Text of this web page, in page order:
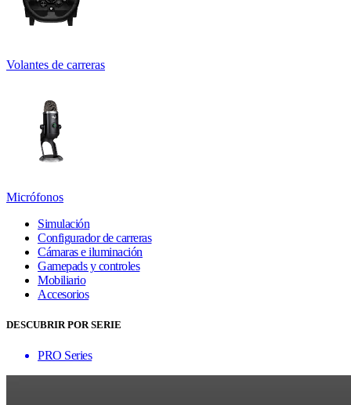
Volantes de carreras
Micrófonos
Simulación
Configurador de carreras
Cámaras e iluminación
Gamepads y controles
Mobiliario
Accesorios
DESCUBRIR POR SERIE
PRO Series